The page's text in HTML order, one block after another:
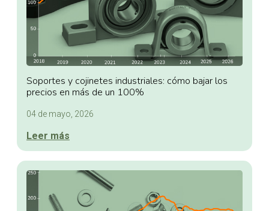
Soportes y cojinetes industriales: cómo bajar los
precios en más de un 100%
04 de mayo, 2026
Leer más